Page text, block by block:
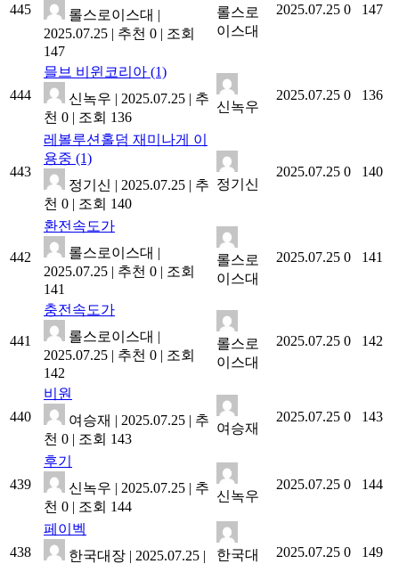
445
롤스로이스대 |
2025.07.25 | 추천 0 | 조회
147
롤스로
이스대
2025.07.25 0 147
444
믈브 비윈코리아 (1)
신녹우 | 2025.07.25 | 추
천 0 | 조회 136
신녹우
2025.07.25 0 136
443
레볼루션홀덤 재미나게 이
용중 (1)
정기신 | 2025.07.25 | 추
천 0 | 조회 140
정기신
2025.07.25 0 140
442
환전속도가
롤스로이스대 |
2025.07.25 | 추천 0 | 조회
141
롤스로
이스대
2025.07.25 0 141
441
충전속도가
롤스로이스대 |
2025.07.25 | 추천 0 | 조회
142
롤스로
이스대
2025.07.25 0 142
440
비원
여승재 | 2025.07.25 | 추
천 0 | 조회 143
여승재
2025.07.25 0 143
439
후기
신녹우 | 2025.07.25 | 추
천 0 | 조회 144
신녹우
2025.07.25 0 144
438
페이벡
한국대장 | 2025.07.25 |
한국대
2025.07.25 0 149